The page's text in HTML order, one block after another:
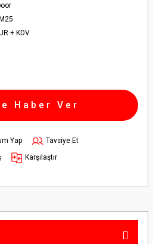
+ KDV
Haber Ver
Yap
Tavsiye Et
Karşılaştır